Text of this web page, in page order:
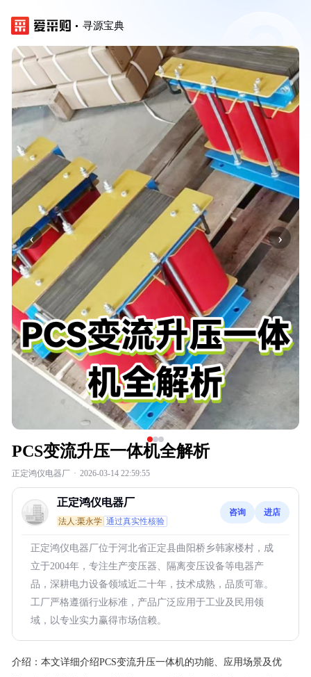
寻源宝典
‹ ›
PCS变流升压一体机全解析
正定鸿仪电器厂 · 2026-03-14 22:59:55
正定鸿仪电器厂
法人:栗永学 通过真实性核验
咨询 进店
正定鸿仪电器厂位于河北省正定县曲阳桥乡韩家楼村，成
立于2004年，专注生产变压器、隔离变压设备等电器产
品，深耕电力设备领域近二十年，技术成熟，品质可靠。
工厂严格遵循行业标准，产品广泛应用于工业及民用领
域，以专业实力赢得市场信赖。
介绍： 本文详细介绍PCS变流升压一体机的功能、应用场景及优